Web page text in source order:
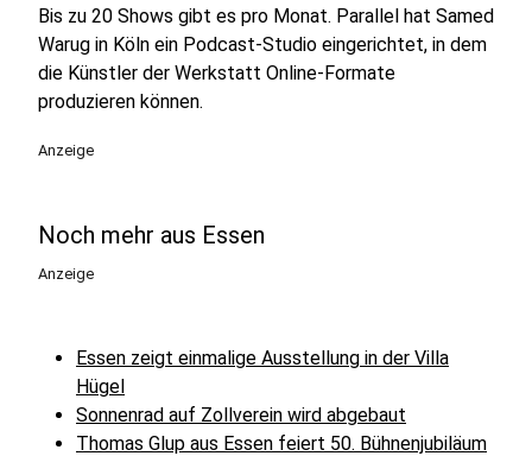
Bis zu 20 Shows gibt es pro Monat. Parallel hat Samed
Warug in Köln ein Podcast-Studio eingerichtet, in dem
die Künstler der Werkstatt Online-Formate
produzieren können.
Anzeige
Noch mehr aus Essen
Anzeige
Essen zeigt einmalige Ausstellung in der Villa
Hügel
Sonnenrad auf Zollverein wird abgebaut
Thomas Glup aus Essen feiert 50. Bühnenjubiläum